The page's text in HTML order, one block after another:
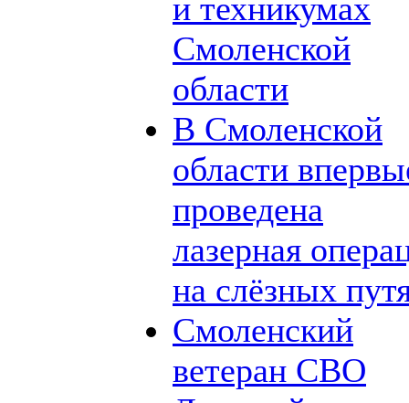
и техникумах
Смоленской
области
В Смоленской
области
проведена
лазерная
на слёзных
Смоленский
ветеран СВО